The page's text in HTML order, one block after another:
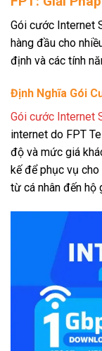
Gói cước Internet
hàng đầu cho
định và các tính
Định Nghĩa Gói
Gói cước Internet
internet do FPT
độ và mức giá
kế để phục vụ
từ cá nhân đến hộ